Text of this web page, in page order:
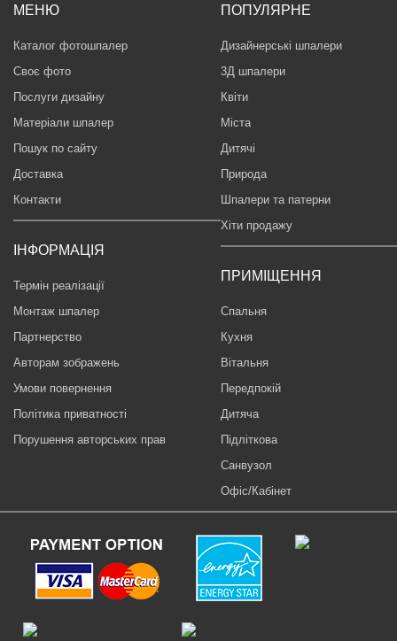
МЕНЮ
Каталог фотошпалер
Своє фото
Послуги дизайну
Матеріали шпалер
Пошук по сайту
Доставка
Контакти
ІНФОРМАЦІЯ
Термін реалізації
Монтаж шпалер
Партнерство
Авторам зображень
Умови повернення
Політика приватності
Порушення авторських прав
ПОПУЛЯРНЕ
Дизайнерські шпалери
3Д шпалери
Квіти
Міста
Дитячі
Природа
Шпалери та патерни
Хіти продажу
ПРИМІЩЕННЯ
Спальня
Кухня
Вітальня
Передпокій
Дитяча
Підліткова
Санвузол
Офіс/Кабінет